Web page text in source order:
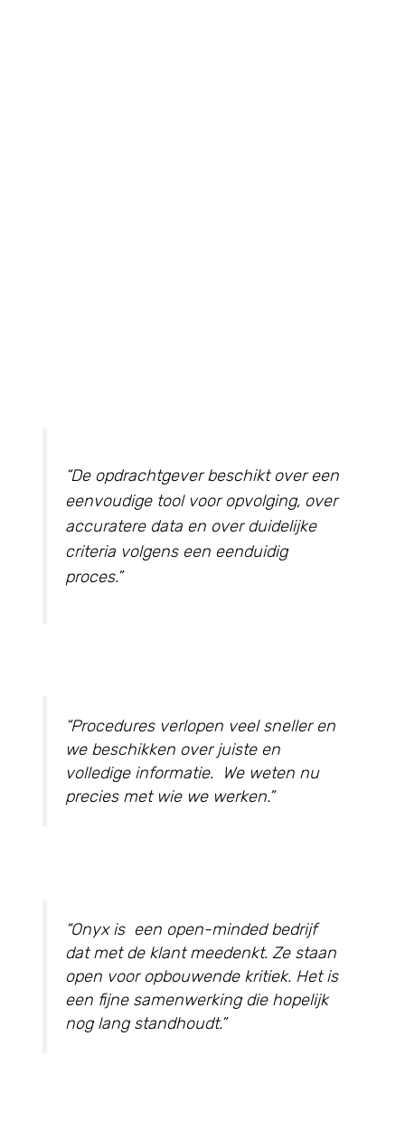
“De opdrachtgever beschikt over een
eenvoudige tool voor opvolging, over
accuratere data en over duidelijke
criteria volgens een eenduidig
proces.”
“Procedures verlopen veel sneller en
we beschikken over juiste en
volledige informatie. We weten nu
precies met wie we werken.”
“Onyx is een open-minded bedrijf
dat met de klant meedenkt. Ze staan
open voor opbouwende kritiek. Het is
een fijne samenwerking die hopelijk
nog lang standhoudt.”